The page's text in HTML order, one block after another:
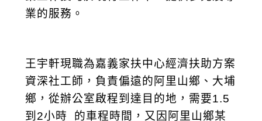
業的服務。
王宇軒現職為嘉義家扶中心經濟扶助方案
資深社工師，負責偏遠的阿里山鄉、大埔
鄉，從辦公室啟程到達目的地，需要1.5
到2小時 的車程時間，又因阿里山鄉某